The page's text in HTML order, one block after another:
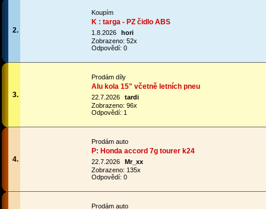
2.
Koupím
K : targa - PZ čidlo ABS
1.8.2026
hori
Zobrazeno: 52x
Odpovědí: 0
3.
Prodám díly
Alu kola 15" včetně letních pneu
22.7.2026
tardi
Zobrazeno: 96x
Odpovědí: 1
4.
Prodám auto
P: Honda accord 7g tourer k24
22.7.2026
Mr_xx
Zobrazeno: 135x
Odpovědí: 0
Prodám auto